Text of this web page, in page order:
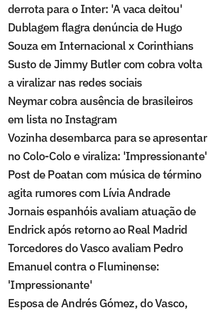
derrota para o Inter: 'A vaca deitou'
Dublagem flagra denúncia de Hugo
Souza em Internacional x Corinthians
Susto de Jimmy Butler com cobra volta
a viralizar nas redes sociais
Neymar cobra ausência de brasileiros
em lista no Instagram
Vozinha desembarca para se apresentar
no Colo-Colo e viraliza: 'Impressionante'
Post de Poatan com música de término
agita rumores com Lívia Andrade
Jornais espanhóis avaliam atuação de
Endrick após retorno ao Real Madrid
Torcedores do Vasco avaliam Pedro
Emanuel contra o Fluminense:
'Impressionante'
Esposa de Andrés Gómez, do Vasco,